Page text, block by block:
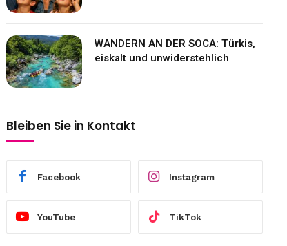
WANDERN AN DER SOCA: Türkis,
eiskalt und unwiderstehlich
Bleiben Sie in Kontakt
Facebook Instagram
YouTube TikTok